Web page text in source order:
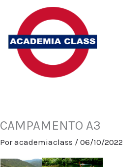
contenido
CAMPAMENTO A3
Poracademiaclass / 06/10/2022